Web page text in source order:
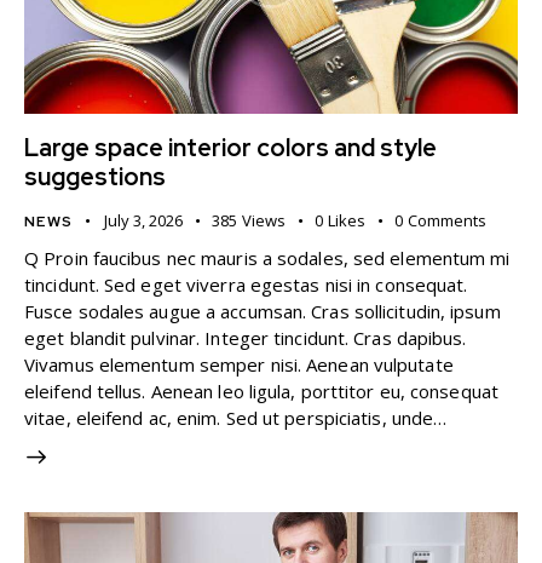
Large space interior colors and style
suggestions
NEWS July 3, 2026 385 Views 0 Likes 0 Comments
Q Proin faucibus nec mauris a sodales, sed elementum mi
tincidunt. Sed eget viverra egestas nisi in consequat.
Fusce sodales augue a accumsan. Cras sollicitudin, ipsum
eget blandit pulvinar. Integer tincidunt. Cras dapibus.
Vivamus elementum semper nisi. Aenean vulputate
eleifend tellus. Aenean leo ligula, porttitor eu, consequat
vitae, eleifend ac, enim. Sed ut perspiciatis, unde…